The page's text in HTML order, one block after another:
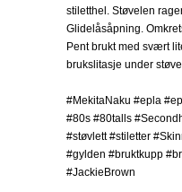
stiletthel. Støvelen
Glidelåsåpning.
Pent brukt med svært
brukslitasje under
#MekitaNaku #epla
#80s #80talls
#støvlett #stiletter
#gylden #bruktkupp
#JackieBrown